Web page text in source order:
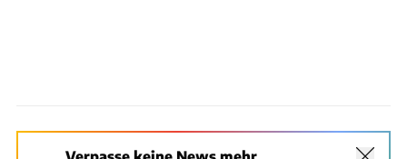
Verpasse keine News mehr